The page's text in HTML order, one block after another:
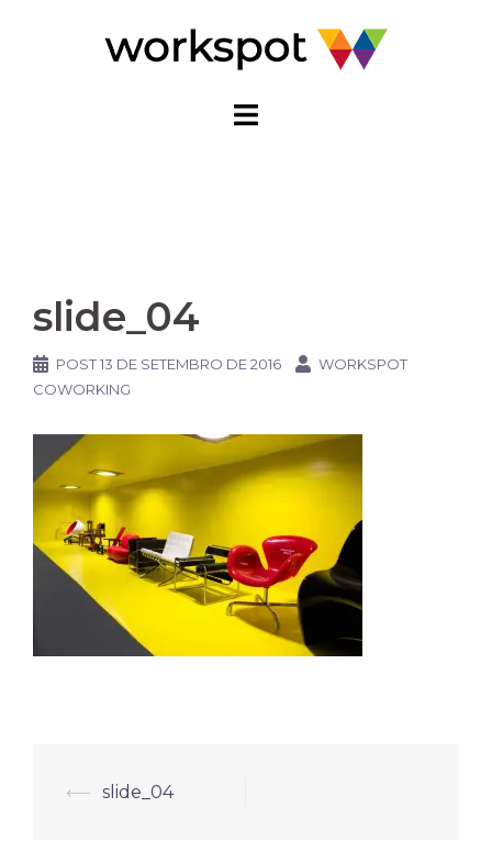
slide_04
POST13 DE SETEMBRO DE 2016
WORKSPOT
COWORKING
Navegação
⟵ slide_04